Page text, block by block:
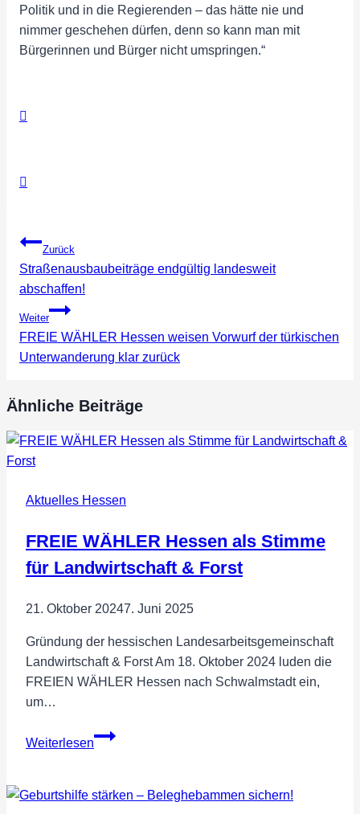
Politik und in die Regierenden – das hätte nie und
nimmer geschehen dürfen, denn so kann man mit
Bürgerinnen und Bürger nicht umspringen.“
Beitragsnavigation
Zurück
Straßenausbaubeiträge endgültig landesweit
abschaffen!
Weiter
FREIE WÄHLER Hessen weisen Vorwurf der türkischen
Unterwanderung klar zurück
Ähnliche Beiträge
Aktuelles Hessen
FREIE WÄHLER Hessen als Stimme
für Landwirtschaft & Forst
21. Oktober 20247. Juni 2025
Gründung der hessischen Landesarbeitsgemeinschaft
Landwirtschaft & Forst Am 18. Oktober 2024 luden die
FREIEN WÄHLER Hessen nach Schwalmstadt ein,
um…
Weiterlesen
FREIE
als